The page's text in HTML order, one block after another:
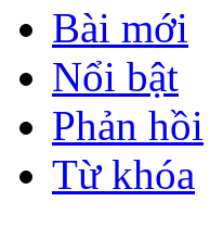
Bài mới
Nổi bật
Phản hồi
Từ khóa